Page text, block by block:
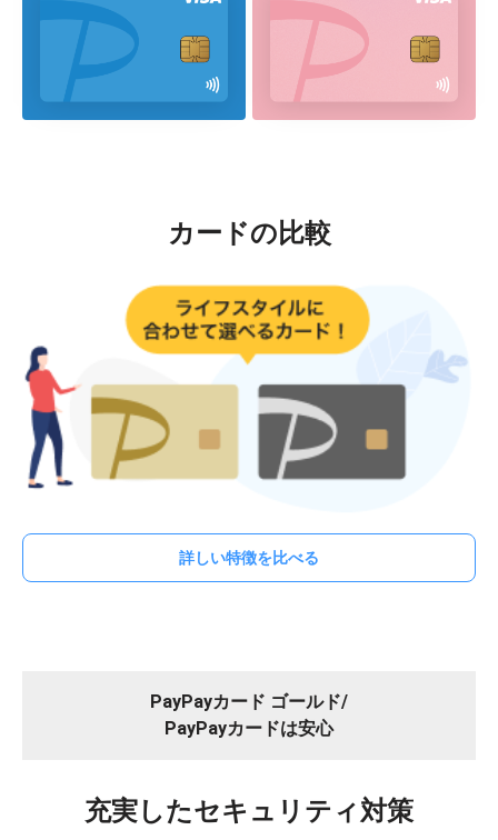
カードの比較
詳しい特徴を比べる
PayPayカード ゴールド/
PayPayカードは安心
充実したセキュリティ対策